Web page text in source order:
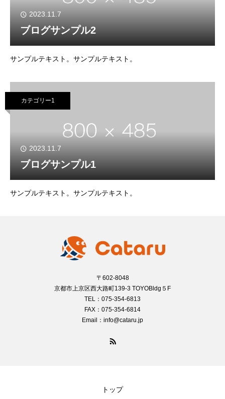
2023.11.7
ブログサンプル2
サンプルテキスト。サンプルテキスト。
カテゴリー1
2023.11.7
ブログサンプル1
サンプルテキスト。サンプルテキスト。
〒602-8048
京都市上京区西大路町139-3 TOYOBldg５F
TEL：075-354-6813
FAX：075-354-6814
Email：info@cataru.jp
トップ